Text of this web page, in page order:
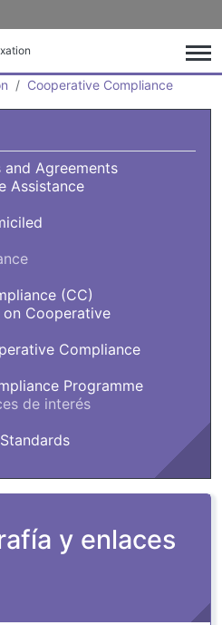
Cooperative Compliance
y enlaces
and Agreements
Assistance
(CC)
on Cooperative
Compliance
Programme
de interés